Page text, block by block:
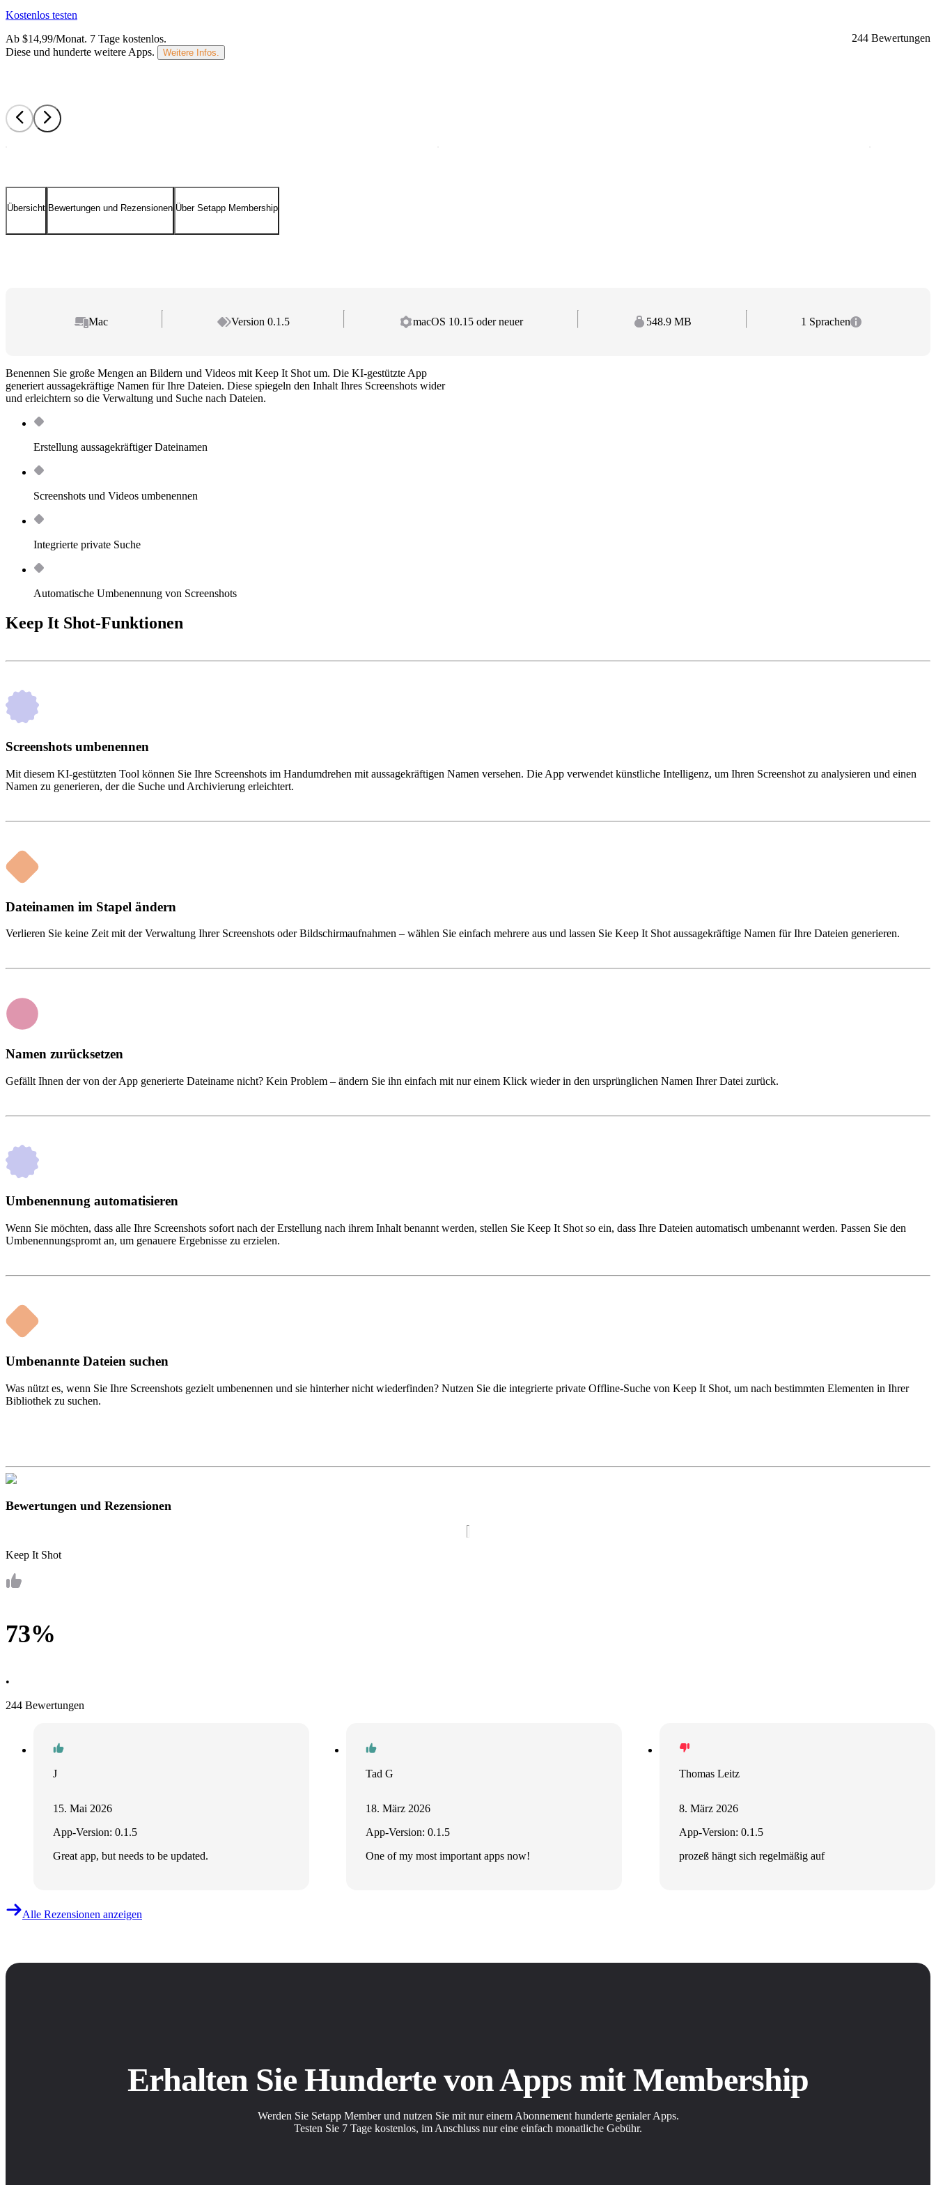
244 Bewertungen
Kostenlos testen
Ab $14,99/Monat. 7 Tage kostenlos.
Diese und hunderte weitere Apps.
Weitere Infos.
Übersicht Bewertungen und Rezensionen Über Setapp Membership
Mac Version 0.1.5 macOS 10.15 oder neuer 548.9 MB 1 Sprachen
Benennen Sie große Mengen an Bildern und Videos mit Keep It Shot um. Die KI-gestützte App
generiert aussagekräftige Namen für Ihre Dateien. Diese spiegeln den Inhalt Ihres Screenshots wider
und erleichtern so die Verwaltung und Suche nach Dateien.
Erstellung aussagekräftiger Dateinamen
Screenshots und Videos umbenennen
Integrierte private Suche
Automatische Umbenennung von Screenshots
Keep It Shot-Funktionen
Screenshots umbenennen
Mit diesem KI-gestützten Tool können Sie Ihre Screenshots im Handumdrehen mit aussagekräftigen Namen versehen. Die App verwendet künstliche Intelligenz, um Ihren Screenshot zu analysieren und einen
Namen zu generieren, der die Suche und Archivierung erleichtert.
Dateinamen im Stapel ändern
Verlieren Sie keine Zeit mit der Verwaltung Ihrer Screenshots oder Bildschirmaufnahmen – wählen Sie einfach mehrere aus und lassen Sie Keep It Shot aussagekräftige Namen für Ihre Dateien generieren.
Namen zurücksetzen
Gefällt Ihnen der von der App generierte Dateiname nicht? Kein Problem – ändern Sie ihn einfach mit nur einem Klick wieder in den ursprünglichen Namen Ihrer Datei zurück.
Umbenennung automatisieren
Wenn Sie möchten, dass alle Ihre Screenshots sofort nach der Erstellung nach ihrem Inhalt benannt werden, stellen Sie Keep It Shot so ein, dass Ihre Dateien automatisch umbenannt werden. Passen Sie den
Umbenennungspromt an, um genauere Ergebnisse zu erzielen.
Umbenannte Dateien suchen
Was nützt es, wenn Sie Ihre Screenshots gezielt umbenennen und sie hinterher nicht wiederfinden? Nutzen Sie die integrierte private Offline-Suche von Keep It Shot, um nach bestimmten Elementen in Ihrer
Bibliothek zu suchen.
Bewertungen und Rezensionen
Keep It Shot
73%
•
244 Bewertungen
J
15. Mai 2026
App-Version: 0.1.5
Great app, but needs to be updated.
Tad G
18. März 2026
App-Version: 0.1.5
One of my most important apps now!
Thomas Leitz
8. März 2026
App-Version: 0.1.5
prozeß hängt sich regelmäßig auf
Alle Rezensionen anzeigen
Erhalten Sie Hunderte von Apps mit Membership
Werden Sie Setapp Member und nutzen Sie mit nur einem Abonnement hunderte genialer Apps.
Testen Sie 7 Tage kostenlos, im Anschluss nur eine einfach monatliche Gebühr.